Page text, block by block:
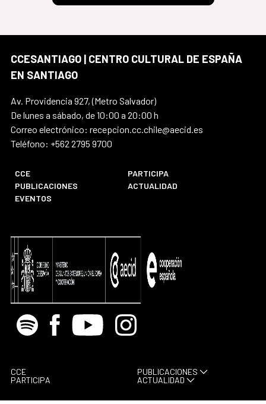
CCESANTIAGO | CENTRO CULTURAL DE ESPAÑA
EN SANTIAGO
Av. Providencia 927, (Metro Salvador)
De lunes a sábado, de 10:00 a 20:00 h
Correo electrónico: recepcion.cc.chile@aecid.es
Teléfono: +562 2795 9700
CCE
PARTICIPA
PUBLICACIONES
ACTUALIDAD
EVENTOS
Spotify Facebook
Youtube Instagram
CCE
PARTICIPA
PUBLICACIONES
ACTUALIDAD